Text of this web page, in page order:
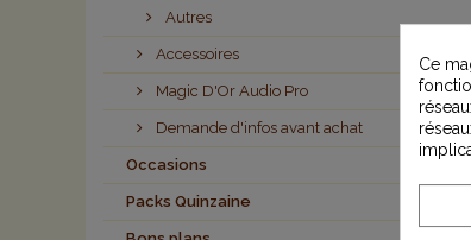
Autres
Accessoires
Magic D'Or Audio Pro
Demande d'infos avant achat
Occasions
Packs Quinzaine
Ce